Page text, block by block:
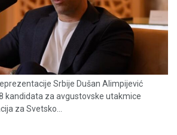
Srbije Dušan Alimpijević
kandidata za avgustovske utakmice
za Svetsko...